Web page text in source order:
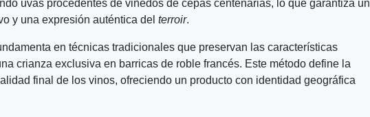
uvas procedentes de viñedos de cepas centenarias, lo que garantiza un
y una expresión auténtica del terroir.
en técnicas tradicionales que preservan las características
crianza exclusiva en barricas de roble francés. Este método define la
final de los vinos, ofreciendo un producto con identidad geográfica